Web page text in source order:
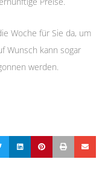
Woche für Sie da, um
Wunsch kann sogar
werden.